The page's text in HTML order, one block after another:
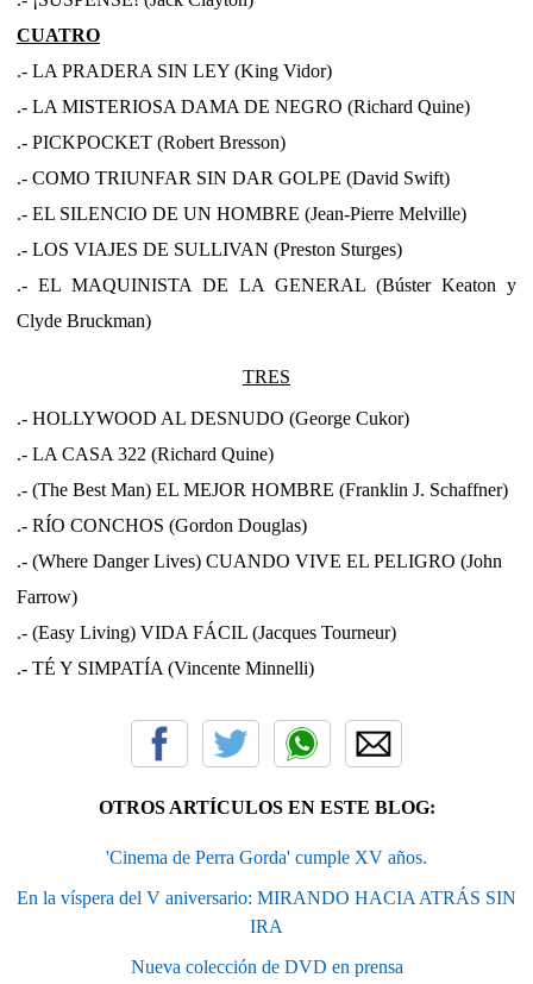
CUATRO
.- LA PRADERA SIN LEY (King Vidor)
.- LA MISTERIOSA DAMA DE NEGRO (Richard Quine)
.- PICKPOCKET (Robert Bresson)
.- COMO TRIUNFAR SIN DAR GOLPE (David Swift)
.- EL SILENCIO DE UN HOMBRE (Jean-Pierre Melville)
.- LOS VIAJES DE SULLIVAN (Preston Sturges)
.- EL MAQUINISTA DE LA GENERAL (Búster Keaton y
Clyde Bruckman)
TRES
.- HOLLYWOOD AL DESNUDO (George Cukor)
.- LA CASA 322 (Richard Quine)
.- (The Best Man) EL MEJOR HOMBRE (Franklin J. Schaffner)
.- RÍO CONCHOS (Gordon Douglas)
.- (Where Danger Lives) CUANDO VIVE EL PELIGRO (John
Farrow)
.- (Easy Living) VIDA FÁCIL (Jacques Tourneur)
.- TÉ Y SIMPATÍA (Vincente Minnelli)
OTROS ARTÍCULOS EN ESTE BLOG:
'Cinema de Perra Gorda' cumple XV años.
En la víspera del V aniversario: MIRANDO HACIA ATRÁS SIN
IRA
Nueva colección de DVD en prensa